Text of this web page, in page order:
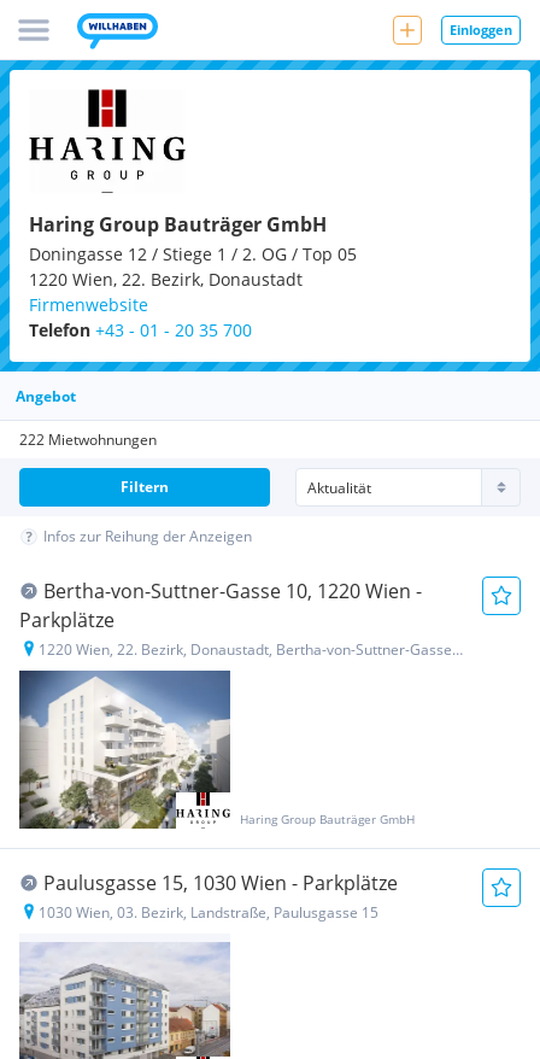
Einloggen
Haring Group Bauträger GmbH
Doningasse 12 / Stiege 1 / 2. OG / Top 05
1220 Wien, 22. Bezirk, Donaustadt
Firmenwebsite
Telefon +43 - 01 - 20 35 700
Angebot
222 Mietwohnungen
Filtern
Infos zur Reihung der Anzeigen
Bertha-von-Suttner-Gasse 10, 1220 Wien -
Parkplätze
1220 Wien, 22. Bezirk, Donaustadt, Bertha-von-Suttner-Gasse 10
Haring Group Bauträger GmbH
Paulusgasse 15, 1030 Wien - Parkplätze
1030 Wien, 03. Bezirk, Landstraße, Paulusgasse 15